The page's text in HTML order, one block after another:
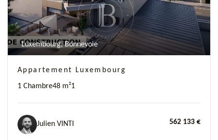
Luxembourg, Bonnevoie
Appartement Luxembourg
1 Chambre48 m²1
Julien VINTI 562 133 €